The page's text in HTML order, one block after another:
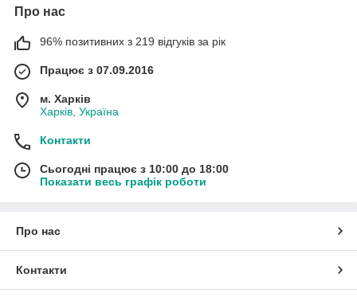
Про нас
96% позитивних з 219 відгуків за рік
Працює з 07.09.2016
м. Харків
Харків, Україна
Контакти
Сьогодні працює з 10:00 до 18:00
Показати весь графік роботи
Про нас
Контакти